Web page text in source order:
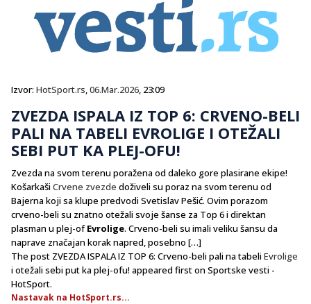
Izvor: HotSport.rs,06.Mar.2026, 23:09
ZVEZDA ISPALA IZ TOP 6: CRVENO-BELI
PALI NA TABELI EVROLIGE I OTEŽALI
SEBI PUT KA PLEJ-OFU!
Zvezda na svom terenu poražena od daleko gore plasirane ekipe!
Košarkaši Crvene zvezde doživeli su poraz na svom terenu od
Bajerna koji sa klupe predvodi Svetislav Pešić. Ovim porazom
crveno-beli su znatno otežali svoje šanse za Top 6 i direktan
plasman u plej-ofEvrolige. Crveno-beli su imali veliku šansu da
naprave značajan korak napred, posebno […]
The post ZVEZDA ISPALA IZ TOP 6: Crveno-beli pali na tabeli Evrolige
i otežali sebi put ka plej-ofu! appeared first on Sportske vesti -
HotSport.
Nastavak na HotSport.rs...